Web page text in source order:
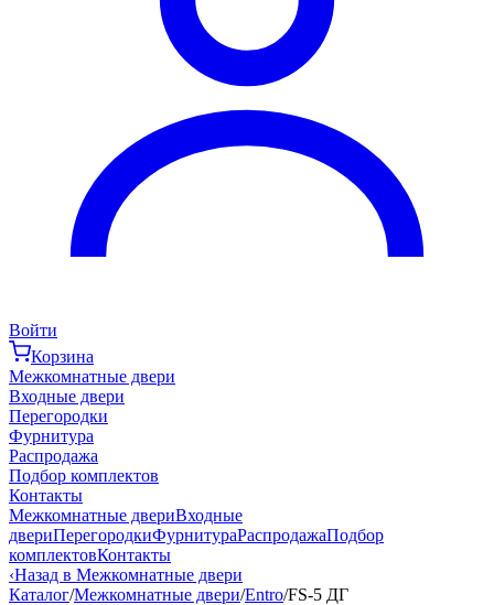
Войти
Корзина
Межкомнатные двери
Входные двери
Перегородки
Фурнитура
Распродажа
Подбор комплектов
Контакты
Межкомнатные двериВходные
двериПерегородкиФурнитураРаспродажаПодбор
комплектовКонтакты
‹Назад в Межкомнатные двери
Каталог/Межкомнатные двери/Entro/FS-5 ДГ